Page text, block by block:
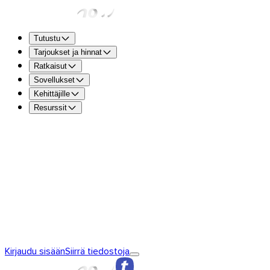
Tutustu
Tarjoukset ja hinnat
Ratkaisut
Sovellukset
Kehittäjille
Resurssit
Kirjaudu sisäänSiirrä tiedostoja